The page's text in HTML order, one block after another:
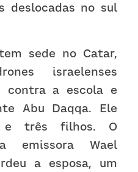
deslocadas no sul
sede no Catar,
israelenses
contra a escola e
Abu Daqqa. Ele
e três filhos. O
emissora Wael
a esposa, um